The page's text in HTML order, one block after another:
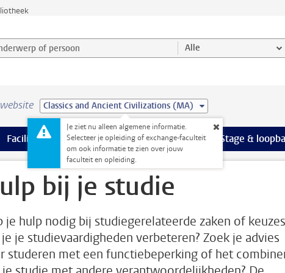
of persoon en selecteer categorie Alle
Classics and Ancient Civilizations (MA)
Je ziet nu alleen algemene informatie.
Selecteer je opleiding of exchange-faculteit
om ook informatie te zien over jouw
faculteit en opleiding.
Ondersteuning pagina’s
Faciliteiten meer Faciliteiten pagina’s
Extra studieactiviteiten meer Extra
Stage &
bij je studie
je hulp nodig bij studiegerelateerde zaken of
je studievaardigheden verbeteren? Zoek je advies
studeren met een functiebeperking of het